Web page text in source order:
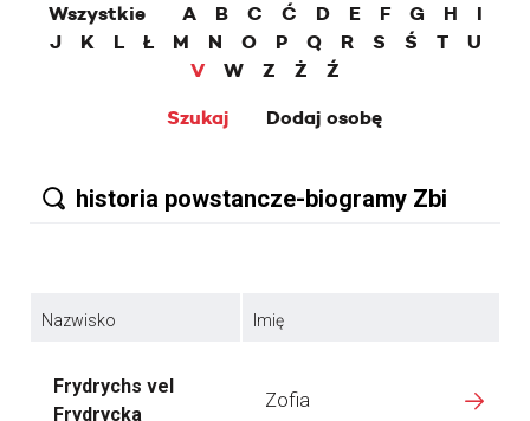
Wszystkie A B C Ć D E F G H
I
J
K L Ł M N O P Q R S Ś T
U
V
W Z Ż
Ź
Szukaj
Dodaj osobę
Nazwisko Imię
Frydrychs vel
Frydrycka
Zofia